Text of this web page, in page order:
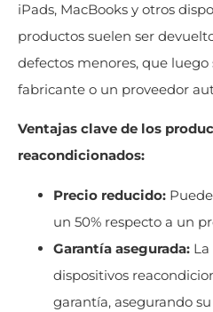
iPads, MacBooks y otros
productos suelen ser
defectos menores, que luego
fabricante o un proveedor
Ventajas clave de los
reacondicionados:
Precio reducido:
un 50% respecto a un
Garantía asegurada:
dispositivos
garantía, asegurando